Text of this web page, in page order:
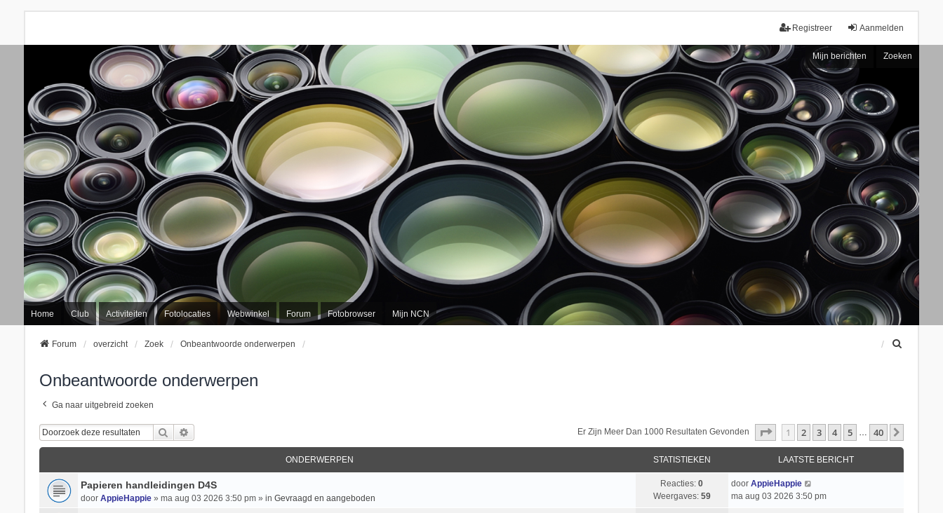
Aanmelden
Registreer
Mijn berichten Zoeken
Home Club Activiteiten Fotolocaties Webwinkel Forum Fotobrowser Mijn NCN
Forum overzicht Zoek Onbeantwoorde onderwerpen
Onbeantwoorde onderwerpen
Ga naar uitgebreid zoeken
Zoek Er Zijn Meer Dan 1000 Resultaten Gevonden Pagina1 Van 40
1 2 3 4 5 … 40
ONDERWERPEN STATISTIEKEN LAATSTE BERICHT
Papieren handleidingen D4S
door AppieHappie» ma aug 03 2026 3:50 pm » in Gevraagd en aangeboden
Reacties:0
Weergaves: 59
door AppieHappie
ma aug 03 2026 3:50 pm